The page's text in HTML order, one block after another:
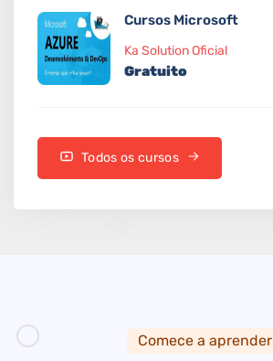
Cursos Microsoft
Ka Solution Oficial
Gratuito
Todos os cursos
Comece a aprender